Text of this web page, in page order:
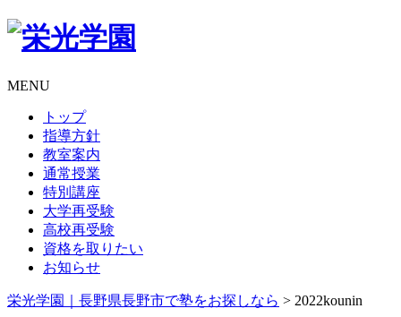
MENU
トップ
指導方針
教室案内
通常授業
特別講座
大学再受験
高校再受験
資格を取りたい
お知らせ
栄光学園｜長野県長野市で塾をお探しなら > 2022kounin